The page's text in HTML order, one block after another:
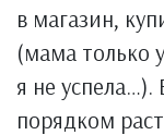
в магазин,
(мама только
я не
порядком